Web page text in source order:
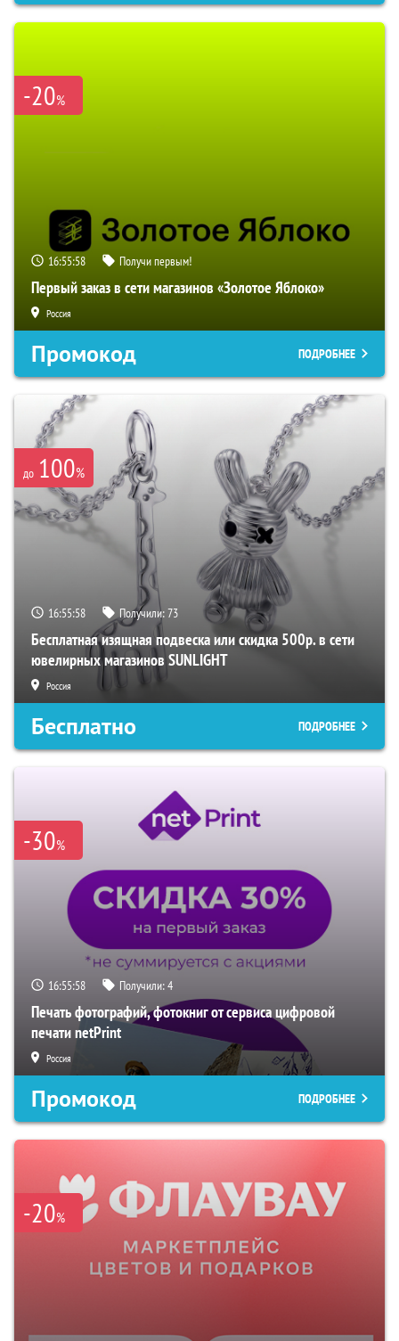
-20%
16:55:57 Получи первым!
Первый заказ в сети магазинов «Золотое Яблоко»
Россия
Промокод ПОДРОБНЕЕ
до 100%
16:55:57 Получили:73
Бесплатная изящная подвеска или скидка 500р. в сети
ювелирных магазинов SUNLIGHT
Россия
Бесплатно ПОДРОБНЕЕ
-30%
16:55:57 Получили:4
Печать фотографий, фотокниг от сервиса цифровой
печати netPrint
Россия
Промокод ПОДРОБНЕЕ
-20%